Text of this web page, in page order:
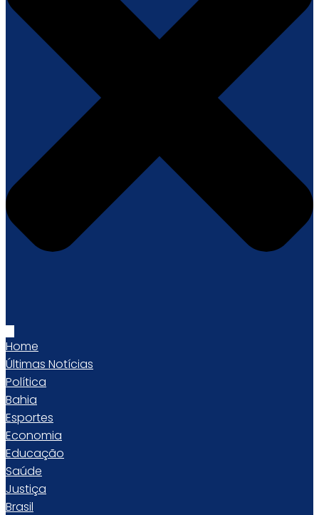
Home
Últimas Notícias
Política
Bahia
Esportes
Economia
Educação
Saúde
Justiça
Brasil